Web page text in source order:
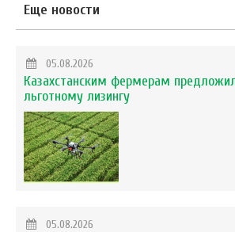
Еще новости
05.08.2026
Казахстанским фермерам
льготному лизингу
05.08.2026